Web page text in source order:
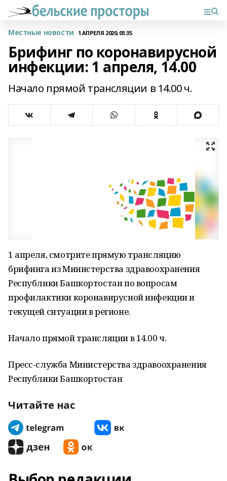
Местные новости 1 АПРЕЛЯ 2020, 05:35
Брифинг по коронавирусной
инфекции: 1 апреля, 14.00
Начало прямой трансляции в 14.00 ч.
1 апреля, смотрите прямую трансляцию
брифинга из Министерства здравоохранения
Республики Башкортостан по вопросам
профилактики коронавирусной инфекции и
текущей ситуации в регионе.
Начало прямой трансляции в 14.00 ч.
Пресс-служба Министерства здравоохранения
Республики Башкортостан
Читайте нас